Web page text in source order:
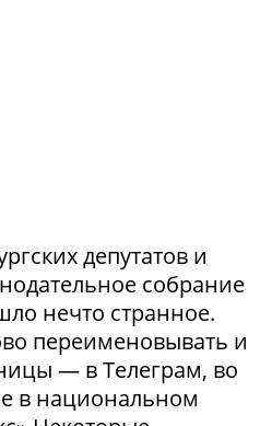
депутатов и
собрание
нечто странное.
переименовывать и
— в Телеграм, во
в национальном